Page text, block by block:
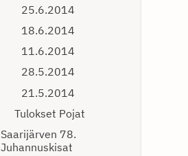
25.6.2014
18.6.2014
11.6.2014
28.5.2014
21.5.2014
Tulokset Pojat
Saarijärven 78.
Juhannuskisat